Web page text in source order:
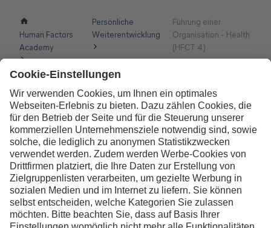
Human Factors
Academy
Persönliche
Weiterentwicklung
Führung einer
Organisation - Health
(HFCT 4)
Kontakt
Lufthansa Aviation Training GmbH
LabCampus 48
85356 München-Flughafen
Deutschland